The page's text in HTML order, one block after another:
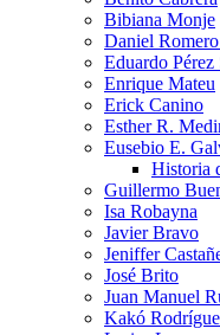
Bibiana Monje
Daniel
Eduardo Pérez
Enrique Mateu
Erick Canino
Esther R.
Eusebio E.
Historia
Guillermo
Isa Robayna
Javier Bravo
Jeniffer
José Brito
Juan Manuel
Kakó